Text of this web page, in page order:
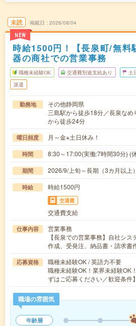
未読
NEW
掲載日 2026/08/04
時給1500円！【長泉町/無料
器の商社での営業事務
職種未経験OK 交通費別途支給あり 土
派遣
勤務地
その他静岡県
三島駅から徒歩18分／長泉な
から徒歩24分
曜日頻度 月～金※土日休み！
時間 8:30～17:00(実働:7時間30分) (
期間 2026/9/上旬～長期（3カ月以
時給 時給1500円
交通費
交通費支給
仕事内容
営業事務
【長泉での営業事務】自社シ
作成、受発注、納品書・請求
応募資格
職種未経験OK / 英語力不要
職種未経験OK！業界未経験OK
ずはご応募ください／歓迎条
職場の雰囲気
年齢層